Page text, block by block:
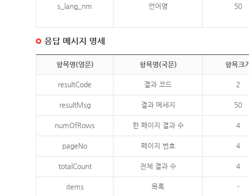
s_lang_nm 언어명 50
응답 메시지 명세
항목명(영문) 항목명(국문) 항목크기
resultCode 결과 코드 2
resultMsg 결과 메세지 50
numOfRows 한 페이지 결과 수 4
pageNo 페이지 번호 4
totalCount 전체 결과 수 4
items 목록 -